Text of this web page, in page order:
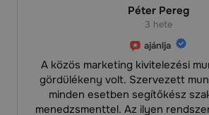
Péter Pereg
3 hete
ajánlja
A közös marketing kivitelezési
gördülékeny volt. Szervezett
minden esetben segítőkész
menedzsmenttel. Az ilyen